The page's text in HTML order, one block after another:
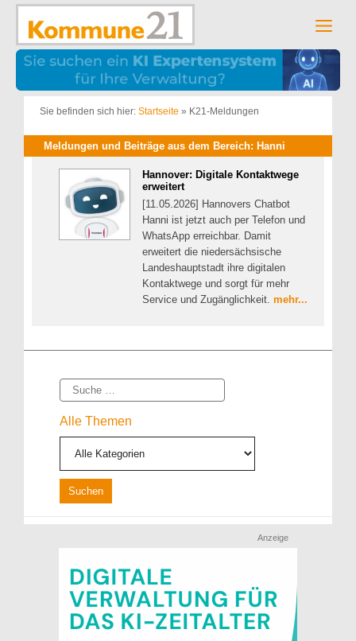
Zum
springen
Sie befinden sich hier: Startseite » K21-Meldungen
Meldungen und Beiträge aus dem Bereich: Hanni
Hannover: Digitale Kontaktwege
erweitert
[11.05.2026] Hannovers Chatbot
Hanni ist jetzt auch per Telefon und
WhatsApp erreichbar. Damit
erweitert die niedersächsische
Landeshauptstadt ihre digitalen
Kontaktwege und sorgt für mehr
Service und Zugänglichkeit. mehr...
Suche
Alle Themen
Anzeige